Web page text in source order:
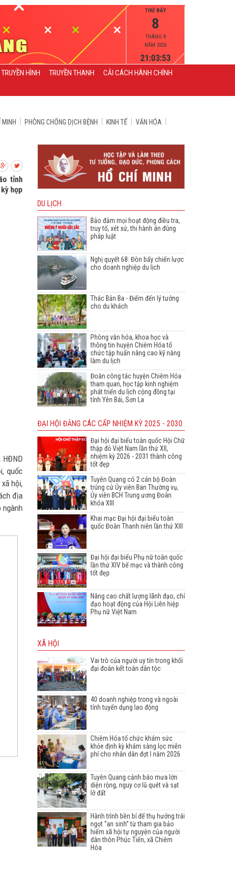
THỨ BẨY
8
THÁNG 8
NĂM 2026
21:03:54
TRUYỀN HÌNH TRUYỀN THANH
CẢI CÁCH HÀNH CHÍNH
PHÒNG CHỐNG DỊCH BỆNH KINH TẾ
VĂN HÓA
tỉnh
họp
HĐND
quốc
hội,
địa
ngành
DU LỊCH
Bảo đảm mọi hoạt động điều tra,
truy tố, xét xử, thi hành án đúng
pháp luật
Nghị quyết 68: Đòn bẩy chiến lược
cho doanh nghiệp du lịch
Thác Bản Ba - Điểm đến lý tưởng
cho du khách
Phòng văn hóa, khoa học và
thông tin huyện Chiêm Hóa tổ
chức tập huấn nâng cao kỹ năng
làm du lịch
Đoàn công tác huyện Chiêm Hóa
tham quan, học tập kinh nghiệm
phát triển du lịch cộng đồng tại
tỉnh Yên Bái, Sơn La
ĐẠI HỘI ĐẢNG CÁC CẤP NHIỆM KỲ 2025 - 2030
Đại hội đại biểu toàn quốc Hội Chữ
thập đỏ Việt Nam lần thứ XII,
nhiệm kỳ 2026 - 2031 thành công
tốt đẹp
Tuyên Quang có 2 cán bộ Đoàn
trúng cử Ủy viên Ban Thường vụ,
Ủy viên BCH Trung ương Đoàn
khóa XIII
Khai mạc Đại hội đại biểu toàn
quốc Đoàn Thanh niên lần thứ XIII
Đại hội đại biểu Phụ nữ toàn quốc
lần thứ XIV bế mạc và thành công
tốt đẹp
Nâng cao chất lượng lãnh đạo, chỉ
đạo hoạt động của Hội Liên hiệp
Phụ nữ Việt Nam
XÃ HỘI
Vai trò của người uy tín trong khối
đại đoàn kết toàn dân tộc
40 doanh nghiệp trong và ngoài
tỉnh tuyển dụng lao động
Chiêm Hóa tổ chức khám sức
khỏe định kỳ khám sàng lọc miễn
phí cho nhân dân đợt I năm 2026
Tuyên Quang cảnh báo mưa lớn
diện rộng, nguy cơ lũ quét và sạt
lở đất
Hành trình bền bỉ để thụ hưởng trái
ngọt “an sinh” từ tham gia bảo
hiểm xã hội tự nguyện của người
dân thôn Phúc Tiến, xã Chiêm
Hóa